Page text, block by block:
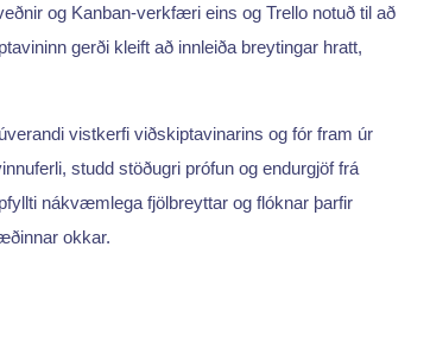
og Kanban-verkfæri eins og Trello notuð til að
gerði kleift að innleiða breytingar hratt,
vistkerfi viðskiptavinarins og fór fram úr
studd stöðugri prófun og endurgjöf frá
nákvæmlega fjölbreyttar og flóknar þarfir
okkar.